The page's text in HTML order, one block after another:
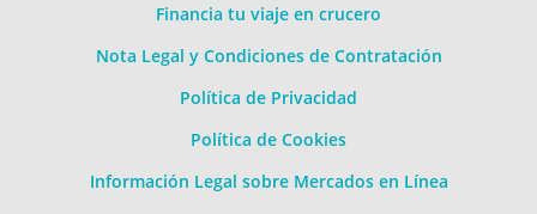
Financia tu viaje en crucero
Nota Legal y Condiciones de Contratación
Política de Privacidad
Política de Cookies
Información Legal sobre Mercados en Línea